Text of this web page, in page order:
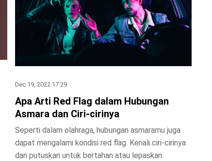
Dec 19, 2022 17:29
Apa Arti Red Flag dalam Hubungan
Asmara dan Ciri-cirinya
Seperti dalam olahraga, hubungan asmaramu juga
dapat mengalami kondisi red flag. Kenali ciri-cirinya
dan putuskan untuk bertahan atau lepaskan.